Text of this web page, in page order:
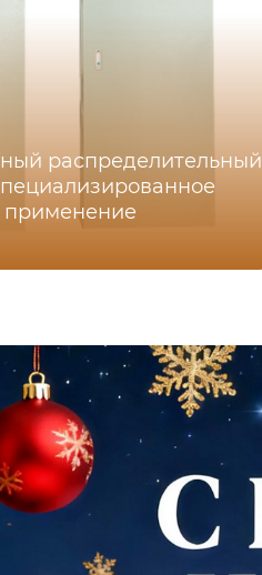
распределительный
применение